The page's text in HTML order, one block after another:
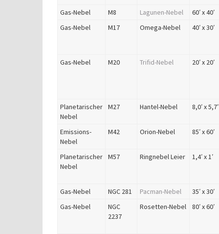
Gas-Nebel M8 Lagunen-Nebel
60′ x 40′
Gas-Nebel
M17 Omega-Nebel 40′ x 30′
Gas-Nebel M20 Trifid-Nebel 20′ x 20′
Planetarischer
Nebel
M27 Hantel-Nebel 8,0′ x 5,7′
Emissions-
Nebel
M42 Orion-Nebel 85′ x 60′
Planetarischer
Nebel
M57 Ringnebel Leier 1,4′ x 1′
Gas-Nebel NGC 281 Pacman-Nebel
35′ x 30′
Gas-Nebel
NGC
2237
Rosetten-Nebel 80′ x 60′